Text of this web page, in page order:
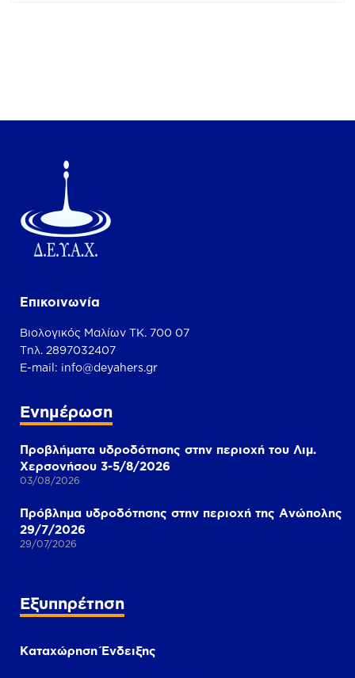
Επικοινωνία
Βιολογικός Μαλίων ΤΚ. 700 07
Τηλ. 2897032407
Ε-mail: info@deyahers.gr
Ενημέρωση
Προβλήματα υδροδότησης στην περιοχή του Λιμ.
Χερσονήσου 3-5/8/2026
03/08/2026
Πρόβλημα υδροδότησης στην περιοχή της Ανώπολης
29/7/2026
29/07/2026
Εξυπηρέτηση
Καταχώρηση Ένδειξης